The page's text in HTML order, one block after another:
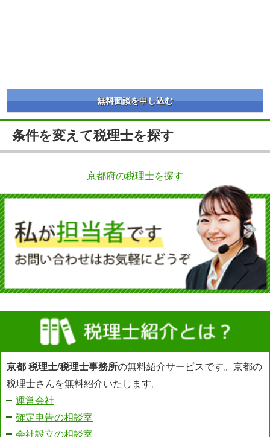
無料面談を申し込む
条件を変えて税理士を探す
京都府の税理士を探す
京都 税理士/税理士事務所の無料紹介サービスです。京都の
税理士さんを無料紹介いたします。
運営会社
確定申告の相談室
会社設立の相談室